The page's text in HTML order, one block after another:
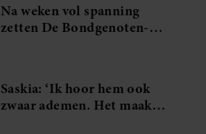
Na weken vol spanning
zetten De Bondgenoten-
Saskia: ‘Ik hoor hem ook
zwaar ademen. Het maakt